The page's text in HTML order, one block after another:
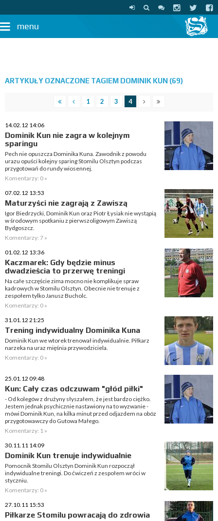
menu
ARTYKUŁY OZNACZONE TAGIEM DOMINIK KUN (69)
1 2 3 4
14.02.12 14:06
Dominik Kun nie zagra w kolejnym
sparingu
Pech nie opuszcza Dominika Kuna. Zawodnik z powodu
urazu opuści kolejny sparing Stomilu Olsztyn podczas
przygotowań do rundy wiosennej.
Komentarzy: 0 »
07.02.12 13:53
Maturzyści nie zagrają z Zawiszą
Igor Biedrzycki, Dominik Kun oraz Piotr Łysiak nie wystąpią
w środowym spotkaniu z pierwszoligowym Zawiszą
Bydgoszcz.
Komentarzy: 7 »
01.02.12 13:36
Kaczmarek: Gdy będzie minus
dwadzieścia to przerwę treningi
Na całe szczęście zima mocno nie komplikuje spraw
kadrowych w Stomilu Olsztyn. Obecnie nie trenuje z
zespołem tylko Janusz Bucholc.
Komentarzy: 0 »
31.01.12 21:25
Trening indywidualny Dominika Kuna
Dominik Kun we wtorek trenował indywidualnie. Piłkarz
narzeka na uraz mięśnia przywodziciela.
Komentarzy: 0 »
25.01.12 09:48
Kun: Cały czas odczuwam "głód piłki"
- Od kolegów z drużyny słyszałem, że jest bardzo ciężko.
Jestem jednak psychicznie nastawiony na to wyzwanie -
mówi Dominik Kun, na kilka minut przed odjazdem na obóz
przygotowawczy do Gutowa Małego.
Komentarzy: 1 »
30.11.11 14:09
Dominik Kun trenuje indywidualnie
Pomocnik Stomilu Olsztyn Dominik Kun rozpoczął
indywidualne treningi. Do ćwiczeń z zespołem wróci w
styczniu.
Komentarzy: 0 »
27.10.11 15:53
Piłkarze Stomilu powracają do zdrowia